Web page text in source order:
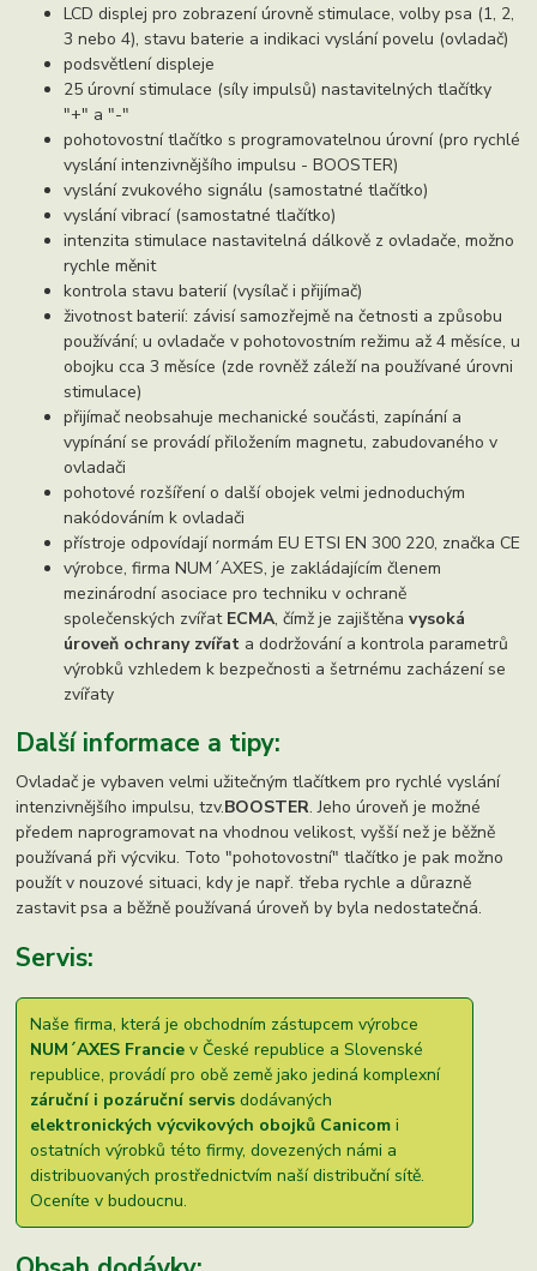
LCD displej pro zobrazení úrovně stimulace, volby psa (1, 2,
3 nebo 4), stavu baterie a indikaci vyslání povelu (ovladač)
podsvětlení displeje
25 úrovní stimulace (síly impulsů) nastavitelných tlačítky
"+" a "-"
pohotovostní tlačítko s programovatelnou úrovní (pro rychlé
vyslání intenzivnějšího impulsu - BOOSTER)
vyslání zvukového signálu (samostatné tlačítko)
vyslání vibrací (samostatné tlačítko)
intenzita stimulace nastavitelná dálkově z ovladače, možno
rychle měnit
kontrola stavu baterií (vysílač i přijímač)
životnost baterií: závisí samozřejmě na četnosti a způsobu
používání; u ovladače v pohotovostním režimu až 4 měsíce, u
obojku cca 3 měsíce (zde rovněž záleží na používané úrovni
stimulace)
přijímač neobsahuje mechanické součásti, zapínání a
vypínání se provádí přiložením magnetu, zabudovaného v
ovladači
pohotové rozšíření o další obojek velmi jednoduchým
nakódováním k ovladači
přístroje odpovídají normám EU ETSI EN 300 220, značka CE
výrobce, firma NUM´AXES, je zakládajícím členem
mezinárodní asociace pro techniku v ochraně
společenských zvířat ECMA, čímž je zajištěnavysoká
úroveň ochrany zvířat a dodržování a kontrola parametrů
výrobků vzhledem k bezpečnosti a šetrnému zacházení se
zvířaty
Další informace a tipy:
Ovladač je vybaven velmi užitečným tlačítkem pro rychlé vyslání
intenzivnějšího impulsu, tzv.BOOSTER. Jeho úroveň je možné
předem naprogramovat na vhodnou velikost, vyšší než je běžně
používaná při výcviku. Toto "pohotovostní" tlačítko je pak možno
použít v nouzové situaci, kdy je např. třeba rychle a důrazně
zastavit psa a běžně používaná úroveň by byla nedostatečná.
Servis:
Naše firma, která je obchodním zástupcem výrobce
NUM´AXES Francie v České republice a Slovenské
republice, provádí pro obě země jako jediná komplexní
záruční i pozáruční servis dodávaných
elektronických výcvikových obojků Canicom i
ostatních výrobků této firmy, dovezených námi a
distribuovaných prostřednictvím naší distribuční sítě.
Oceníte v budoucnu.